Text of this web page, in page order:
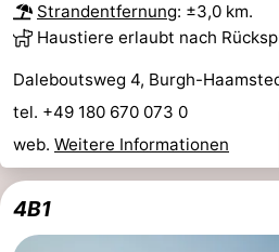
Strandentfernung: ±3,0 km.
Haustiere erlaubt nach
Daleboutsweg 4, Burgh-
tel. +49 180 670 073 0
web. Weitere Informationen
4B1